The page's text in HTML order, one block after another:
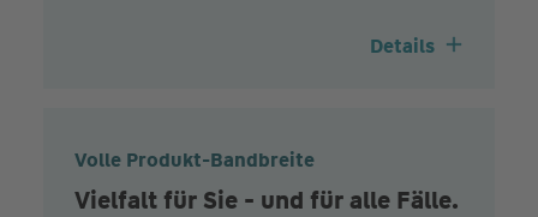
Details
Volle Produkt-Bandbreite
Vielfalt für Sie - und für alle Fälle.